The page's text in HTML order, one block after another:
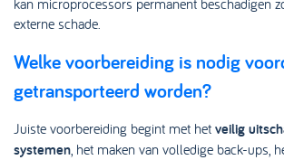
kan microprocessors permanent beschadigen
externe schade.
Welke voorbereiding is nodig
getransporteerd worden?
Juiste voorbereiding begint met het veilig
systemen, het maken van volledige back-ups,